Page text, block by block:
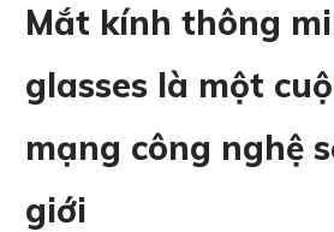
Mắt kính thông
glasses là một
mạng công nghệ
giới